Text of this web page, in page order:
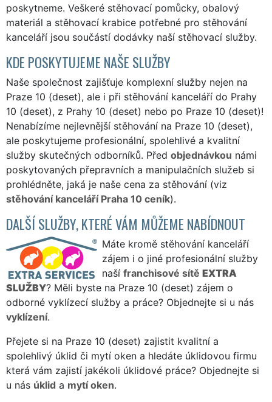
poskytneme. Veškeré stěhovací pomůcky, obalový
materiál a stěhovací krabice potřebné pro stěhování
kanceláří jsou součástí dodávky naší stěhovací služby.
KDE POSKYTUJEME NAŠE SLUŽBY
Naše společnost zajišťuje komplexní služby nejen na
Praze 10 (deset), ale i při stěhování kanceláří do Prahy
10 (deset), z Prahy 10 (deset) nebo po Praze 10 (deset)!
Nenabízíme nejlevnější stěhování na Praze 10 (deset),
ale poskytujeme profesionální, spolehlivé a kvalitní
služby skutečných odborníků. Před objednávkou námi
poskytovaných přepravních a manipulačních služeb si
prohlédněte, jaká je naše cena za stěhování (viz
stěhování kanceláří Praha 10 ceník).
DALŠÍ SLUŽBY, KTERÉ VÁM MŮŽEME NABÍDNOUT
Máte kromě stěhování kanceláří
zájem i o jiné profesionální služby
naší franchisové sítě EXTRA
SLUŽBY? Měli byste na Praze 10 (deset) zájem o
odborné vyklízecí služby a práce? Objednejte si u nás
vyklízení.
Přejete si na Praze 10 (deset) zajistit kvalitní a
spolehlivý úklid či mytí oken a hledáte úklidovou firmu
která vám zajistí jakékoli úklidové práce? Objednejte si
u nás úklid a mytí oken.